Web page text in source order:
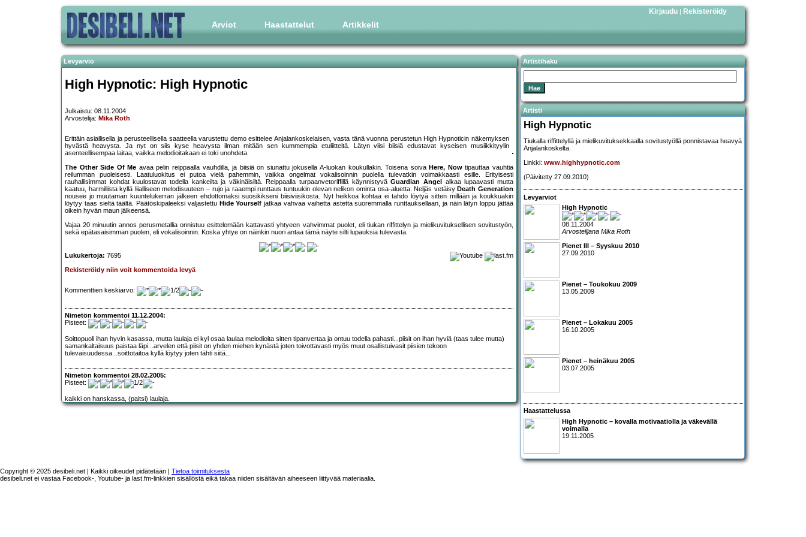
Arviot Haastattelut Artikkelit
Kirjaudu | Rekisteröidy
Levyarvio
High Hypnotic: High Hypnotic
Julkaistu: 08.11.2004
Arvostelija: Mika Roth
Erittäin asiallisella ja perusteellisella saatteella varustettu demo esittelee Anjalankoskelaisen, vasta tänä vuonna perustetun High Hypnoticin näkemyksen
hyvästä heavysta. Ja nyt on siis kyse heavysta ilman mitään sen kummempia etuliitteitä. Lätyn viisi biisiä edustavat kyseisen musiikkityylin
asenteellisempaa laitaa, vaikka melodioitakaan ei toki unohdeta.
The Other Side Of Me avaa pelin reippaalla vauhdilla, ja biisiä on siunattu jokusella A-luokan koukullakin. Toisena soiva Here, Nowtipauttaa vauhtia
reilumman puoleisesti. Laatuluokitus ei putoa vielä pahemmin, vaikka ongelmat vokalisoinnin puolella tulevatkin voimakkaasti esille. Erityisesti
rauhallisimmat kohdat kuulostavat todella kankeilta ja väkinäisiltä. Reippaalla turpaanvetoriffillä käynnistyväGuardian Angel
alkaa lupaavasti mutta
kaatuu, harmillista kyllä liialliseen melodisuuteen – rujo ja raaempi runttaus tuntuukin olevan nelikon ominta osa-aluetta. Neljäs vetäisy Death Generation
nousee jo muutaman kuuntelukerran jälkeen ehdottomaksi suosikikseni biisiviisikosta. Nyt heikkoa kohtaa ei tahdo löytyä sitten millään ja koukkuakin
löytyy taas sieltä täältä. Päätöskipaleeksi valjastettu Hide Yourself jatkaa vahvaa vaihetta astetta suoremmalla runttauksellaan, ja näin lätyn loppu jättää
oikein hyvän maun jälkeensä.
Vajaa 20 minuutin annos perusmetallia onnistuu esittelemään kattavasti yhtyeen vahvimmat puolet, eli tiukan riffittelyn ja mielikuvituksellisen sovitustyön,
sekä epätasaisimman puolen, eli vokalisoinnin. Koska yhtye on näinkin nuori antaa tämä näyte silti lupauksia tulevasta.
Lukukertoja: 7695
Rekisteröidy niin voit kommentoida levyä
Kommenttien keskiarvo:
Nimetön kommentoi 11.12.2004:
Pisteet:
Soittopuoli ihan hyvin kasassa, mutta laulaja ei kyl osaa laulaa melodioita sitten tipanvertaa ja ontuu todella pahasti...piisit on ihan hyviä (taas tulee mutta)
samankaltaisuus paistaa läpi...arvelen että piisit on yhden miehen kynästä joten toivottavasti myös muut osallistuivasit piisien tekoon
tulevaisuudessa...soittotaitoa kyllä löytyy joten tähti siitä...
Nimetön kommentoi 28.02.2005:
Pisteet:
kaikki on hanskassa, (paitsi) laulaja.
Artistihaku
Artisti
High Hypnotic
Tiukalla riffittelyllä ja mielikuvituksekkaalla sovitustyöllä ponnistavaa heavyä
Anjalankoskelta.
Linkki: www.highhypnotic.com
(Päivitetty 27.09.2010)
Levyarviot
High Hypnotic
08.11.2004
Arvostelijana Mika Roth
Pienet III – Syyskuu 2010
27.09.2010
Pienet – Toukokuu 2009
13.05.2009
Pienet – Lokakuu 2005
16.10.2005
Pienet – heinäkuu 2005
03.07.2005
Haastattelussa
High Hypnotic – kovalla motivaatiolla ja väkevällä
voimalla
19.11.2005
Copyright © 2025 desibeli.net | Kaikki oikeudet pidätetään | Tietoa toimituksesta
desibeli.net ei vastaa Facebook-, Youtube- ja last.fm-linkkien sisällöstä eikä takaa niiden sisältävän aiheeseen liittyvää materiaalia.